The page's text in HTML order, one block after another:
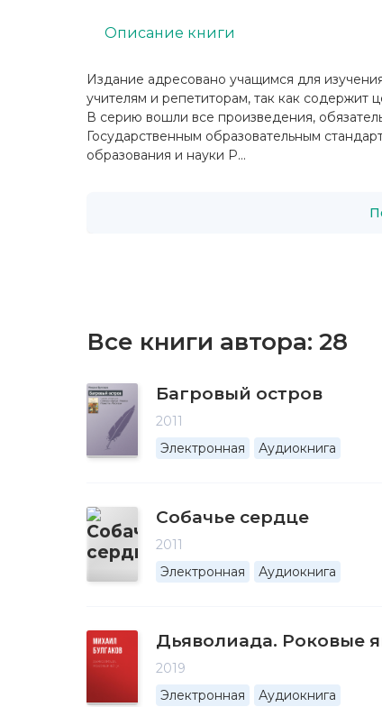
Издание адресовано учащимся для
учителям и репетиторам, так как содержит
В серию вошли все произведения,
Государственным образовательным
образования и науки Р...
Описание книги
Все книги автора: 28
Багровый остров
2011
Электронная
Аудиокнига
Собачье сердце
2011
Электронная
Аудиокнига
Дьяволиада. Роковые
2019
Электронная
Аудиокнига